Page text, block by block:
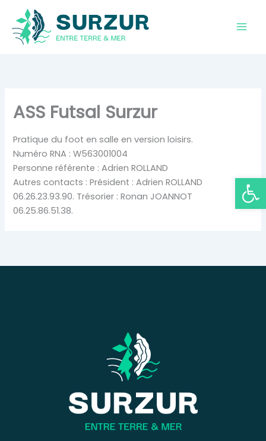
Ouvrir
contenu
ASS Futsal Surzur
Pratique du foot en salle en version loisirs.
Numéro RNA : W563001004
Personne référente : Adrien ROLLAND
Autres contacts : Président : Adrien ROLLAND
06.26.23.93.90. Trésorier : Ronan JOANNOT
06.25.86.51.38.